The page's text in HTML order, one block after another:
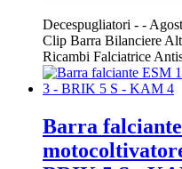
Decespugliatori - -
Clip Barra Bilanciere
Ricambi Falciatrice
Barra